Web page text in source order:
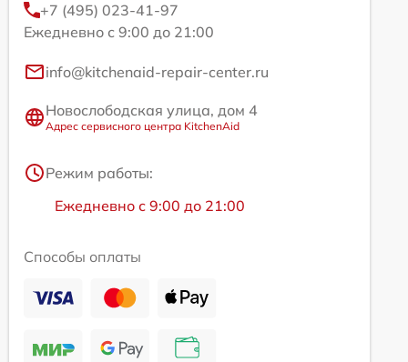
+7 (495) 023-41-97
Ежедневно с 9:00 до 21:00
info@kitchenaid-repair-center.ru
Новослободская улица, дом 4
Адрес сервисного центра KitchenAid
Режим работы:
Ежедневно с 9:00 до 21:00
Способы оплаты